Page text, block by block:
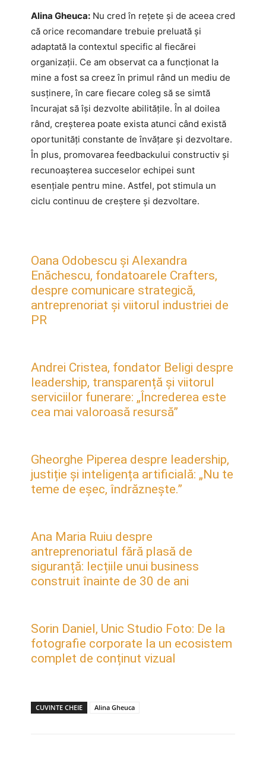
Alina Gheuca: Nu cred în rețete și de aceea cred
că orice recomandare trebuie preluată și
adaptată la contextul specific al fiecărei
organizații. Ce am observat ca a funcționat la
mine a fost sa creez în primul rând un mediu de
susținere, în care fiecare coleg să se simtă
încurajat să își dezvolte abilitățile. În al doilea
rând, creșterea poate exista atunci când există
oportunități constante de învățare și dezvoltare.
În plus, promovarea feedbackului constructiv și
recunoașterea succeselor echipei sunt
esențiale pentru mine. Astfel, pot stimula un
ciclu continuu de creștere și dezvoltare.
Oana Odobescu și Alexandra
Enăchescu, fondatoarele Crafters,
despre comunicare strategică,
antreprenoriat și viitorul industriei de
PR
Andrei Cristea, fondator Beligi despre
leadership, transparență și viitorul
serviciilor funerare: „Încrederea este
cea mai valoroasă resursă”
Gheorghe Piperea despre leadership,
justiție și inteligența artificială: „Nu te
teme de eșec, îndrăznește.”
Ana Maria Ruiu despre
antreprenoriatul fără plasă de
siguranță: lecțiile unui business
construit înainte de 30 de ani
Sorin Daniel, Unic Studio Foto: De la
fotografie corporate la un ecosistem
complet de conținut vizual
CUVINTE CHEIE Alina Gheuca